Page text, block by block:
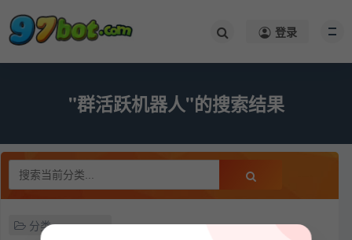
登录
"群活跃机器人"的搜索结果
分类